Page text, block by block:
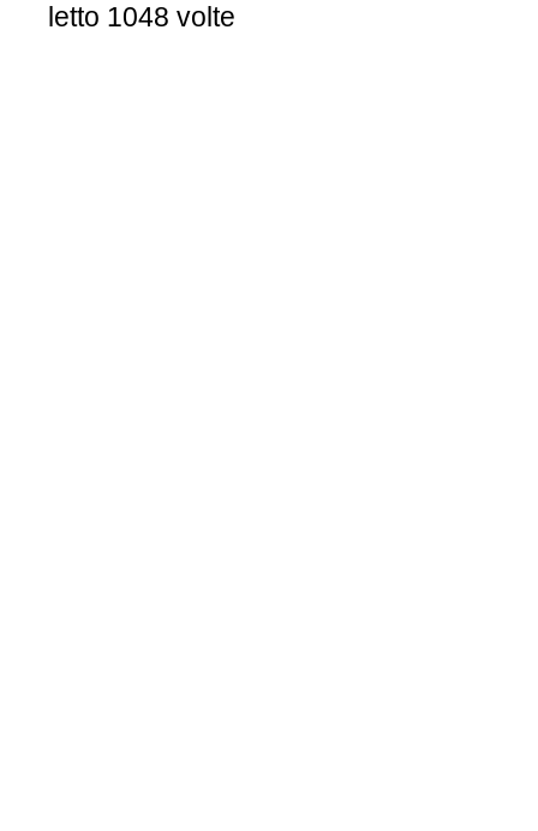
letto 1048 volte